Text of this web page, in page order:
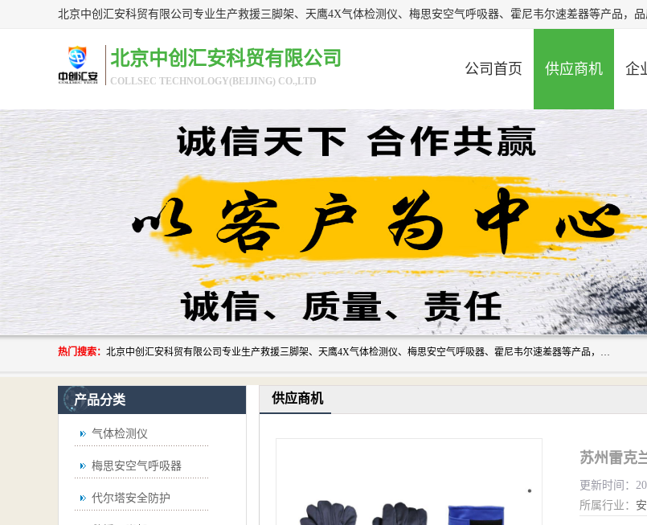
北京中创汇安科贸有限公司
COLLSEC TECHNOLOGY(BEIJING) CO.,LTD
公司首页 供应商机 企
热门搜索： 北京中创汇安科贸有限公司专业生产救援三脚架、天鹰4X气体检测仪、梅思安空气呼吸器、霍尼韦尔速差器等产品，品质保障，价格合理，欢迎在线致电咨询。
产品分类
气体检测仪
梅思安空气呼吸器
代尔塔安全防护
供应商机
苏州雷克
更新时间：
所属行业：